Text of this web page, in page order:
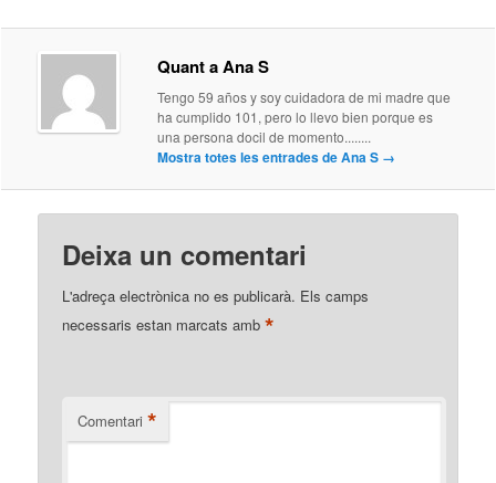
Quant a Ana S
Tengo 59 años y soy cuidadora de mi madre que
ha cumplido 101, pero lo llevo bien porque es
una persona docil de momento........
Mostra totes les entrades de Ana S →
Deixa un comentari
L'adreça electrònica no es publicarà. Els camps
necessaris estan marcats amb*
Comentari *